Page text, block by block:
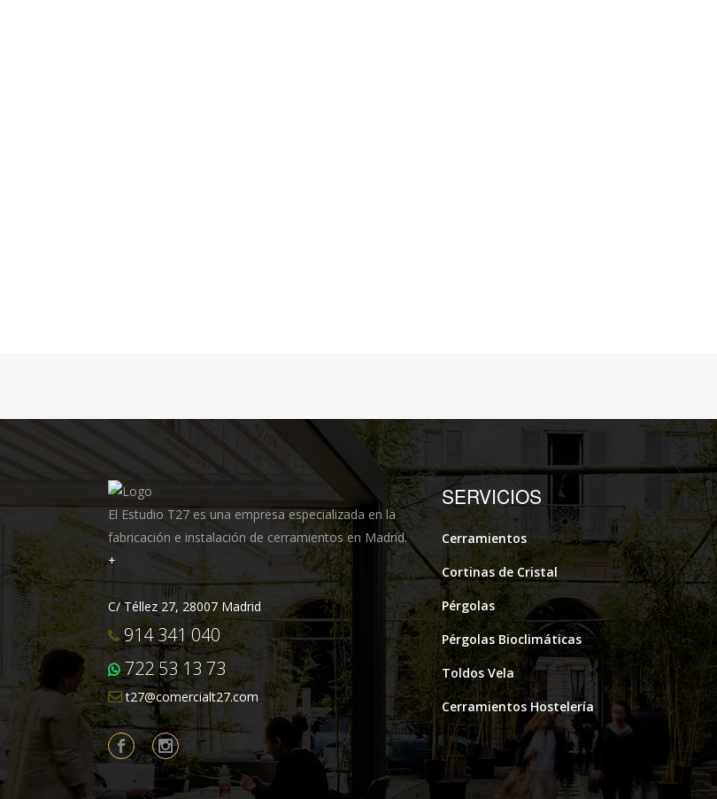
El Estudio T27 es una empresa especializada en la
fabricación e instalación de cerramientos en Madrid.
+
C/ Téllez 27, 28007 Madrid
914 341 040
722 53 13 73
t27@comercialt27.com
SERVICIOS
Cerramientos
Cortinas de Cristal
Pérgolas
Pérgolas Bioclimáticas
Toldos Vela
Cerramientos Hostelería